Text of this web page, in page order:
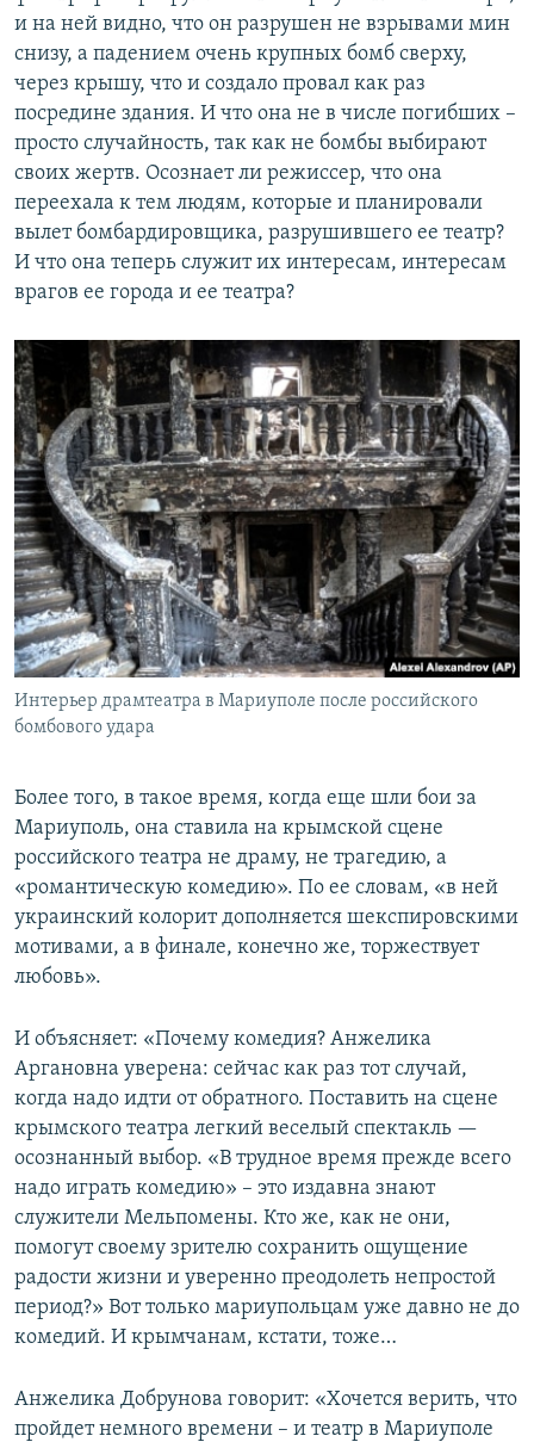
и на ней видно, что он разрушен не взрывами мин
снизу, а падением очень крупных бомб сверху,
через крышу, что и создало провал как раз
посредине здания. И что она не в числе погибших –
просто случайность, так как не бомбы выбирают
своих жертв. Осознает ли режиссер, что она
переехала к тем людям, которые и планировали
вылет бомбардировщика, разрушившего ее театр?
И что она теперь служит их интересам, интересам
врагов ее города и ее театра?
Интерьер драмтеатра в Мариуполе после российского
бомбового удара
Более того, в такое время, когда еще шли бои за
Мариуполь, она ставила на крымской сцене
российского театра не драму, не трагедию, а
«романтическую комедию». По ее словам, «в ней
украинский колорит дополняется шекспировскими
мотивами, а в финале, конечно же, торжествует
любовь».
И объясняет: «Почему комедия? Анжелика
Аргановна уверена: сейчас как раз тот случай,
когда надо идти от обратного. Поставить на сцене
крымского театра легкий веселый спектакль —
осознанный выбор. «В трудное время прежде всего
надо играть комедию» – это издавна знают
служители Мельпомены. Кто же, как не они,
помогут своему зрителю сохранить ощущение
радости жизни и уверенно преодолеть непростой
период?» Вот только мариупольцам уже давно не до
комедий. И крымчанам, кстати, тоже…
Анжелика Добрунова говорит: «Хочется верить, что
пройдет немного времени – и театр в Мариуполе